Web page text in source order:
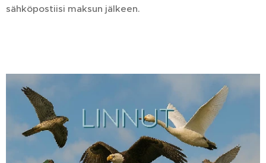
sähköpostiisi maksun jälkeen.